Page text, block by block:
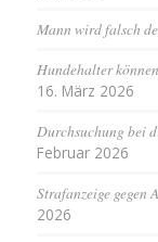
Mann wird falsch
Hundehalter
16. März 2026
Durchsuchung bei
Februar 2026
Strafanzeige gegen
2026